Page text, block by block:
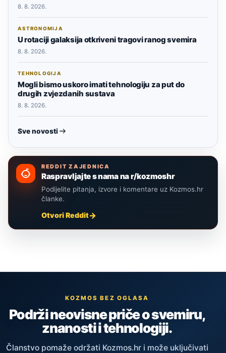
8. 8. 2026.
ASTRONOMIJA
U rotaciji galaksija otkriveni tragovi ranog svemira
8. 8. 2026.
TEHNOLOGIJA
Mogli bismo uskoro imati tehnologiju za put do
drugih zvjezdanih sustava
8. 8. 2026.
Sve novosti
REDDIT ZAJEDNICA
Raspravljajte s nama na r/kozmoshr
Podijelite pitanja, izvore i komentare uz Kozmos.hr
članke.
Otvori Reddit
KOZMOS BEZ OGLASA
Podrži neovisne priče o svemiru,
znanosti i tehnologiji.
Članstvo pomaže održati Kozmos.hr i može uključivati